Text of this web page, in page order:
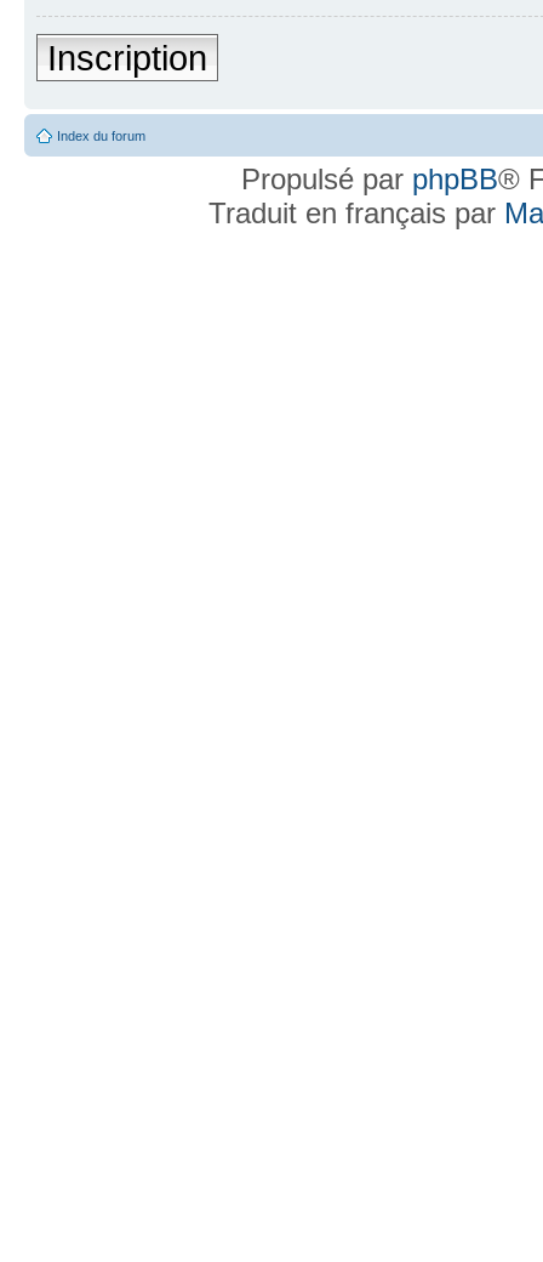
Inscription
Index du forum
Propulsé par phpBB®
Traduit en français par